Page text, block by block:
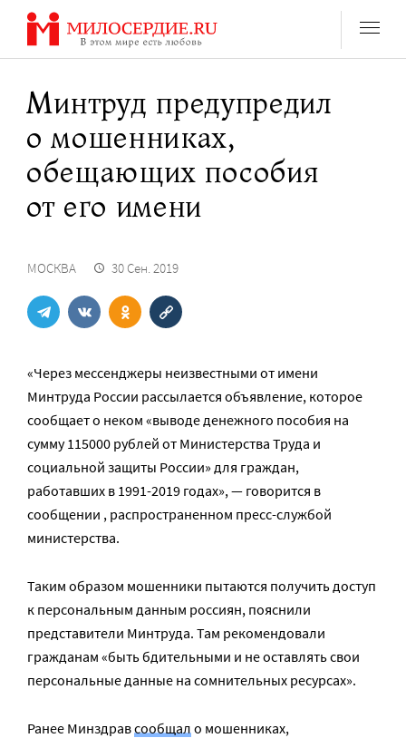
Перейти
содержанию
Минтруд предупредил
о мошенниках,
обещающих пособия
от его имени
МОСКВА 30 Сен. 2019
«Через мессенджеры неизвестными от имени
Минтруда России рассылается объявление, которое
сообщает о неком «выводе денежного пособия на
сумму 115000 рублей от Министерства Труда и
социальной защиты России» для граждан,
работавших в 1991-2019 годах», — говорится в
сообщении , распространенном пресс-службой
министерства.
Таким образом мошенники пытаются получить доступ
к персональным данным россиян, пояснили
представители Минтруда. Там рекомендовали
гражданам «быть бдительными и не оставлять свои
персональные данные на сомнительных ресурсах».
Ранее Минздравсообщало мошенниках,